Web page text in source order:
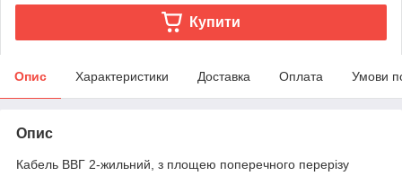
Купити
Опис Характеристики Доставка Оплата Умови
Опис
Кабель ВВГ 2-жильний, з площею поперечного перерізу